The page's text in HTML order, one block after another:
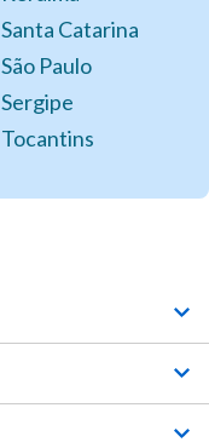
Santa Catarina
São Paulo
Sergipe
Tocantins